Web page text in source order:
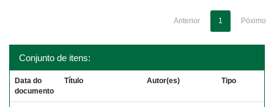
Anterior 1 Póximo
Conjunto de itens:
Data do
documento
Título Autor(es) Tipo